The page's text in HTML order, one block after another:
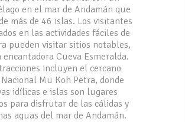
en el mar de Andamán que
más de 46 islas. Los visitantes
en las actividades fáciles de
pueden visitar sitios notables,
encantadora Cueva Esmeralda.
incluyen el cercano
Mu Koh Petra, donde
idílicas e islas son lugares
para disfrutar de las cálidas y
aguas del mar de Andamán.